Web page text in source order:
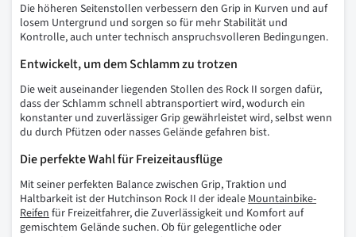
Die höheren Seitenstollen verbessern den Grip in Kurven und auf
losem Untergrund und sorgen so für mehr Stabilität und
Kontrolle, auch unter technisch anspruchsvolleren Bedingungen.
Entwickelt, um dem Schlamm zu trotzen
Die weit auseinander liegenden Stollen des Rock II sorgen dafür,
dass der Schlamm schnell abtransportiert wird, wodurch ein
konstanter und zuverlässiger Grip gewährleistet wird, selbst wenn
du durch Pfützen oder nasses Gelände gefahren bist.
Die perfekte Wahl für Freizeitausflüge
Mit seiner perfekten Balance zwischen Grip, Traktion und
Haltbarkeit ist der Hutchinson Rock II der idealeMountainbike-
Reifenfür Freizeitfahrer, die Zuverlässigkeit und Komfort auf
gemischtem Gelände suchen. Ob für gelegentliche oder